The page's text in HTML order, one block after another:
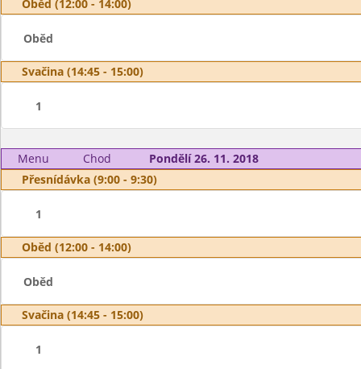
Oběd (12:00 - 14:00)
Oběd
Svačina (14:45 - 15:00)
1
Menu Chod
Pondělí 26. 11. 2018
Přesnídávka (9:00 - 9:30)
1
Oběd (12:00 - 14:00)
Oběd
Svačina (14:45 - 15:00)
1